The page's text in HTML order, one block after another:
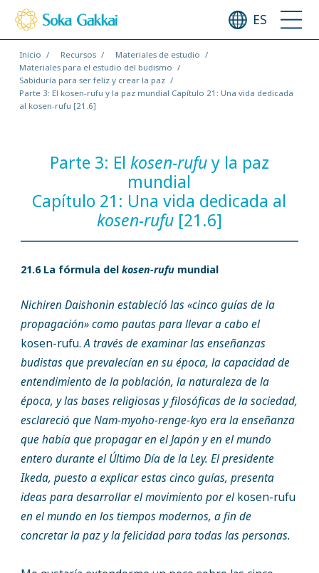
ES
Inicio Recursos
Materiales de estudio
Materiales para el estudio del budismo
Sabiduría para ser feliz y crear la paz
Parte 3: El kosen-rufu y la paz mundial Capítulo 21: Una vida dedicada
al kosen-rufu [21.6]
Parte 3: El kosen-rufuy la paz
mundial
Capítulo 21: Una vida dedicada al
kosen-rufu[21.6]
21.6 La fórmula delkosen-rufumundial
Nichiren Daishonin estableció las «cinco guías de la
propagación» como pautas para llevar a cabo el
kosen-rufu.A través de examinar las enseñanzas
budistas que prevalecían en su época, la capacidad de
entendimiento de la población, la naturaleza de la
época, y las bases religiosas y filosóficas de la sociedad,
esclareció que Nam-myoho-renge-kyo era la enseñanza
que había que propagar en el Japón y en el mundo
entero durante el Último Día de la Ley. El presidente
Ikeda, puesto a explicar estas cinco guías, presenta
ideas para desarrollar el movimiento por elkosen-rufu
en el mundo en los tiempos modernos, a fin de
concretar la paz y la felicidad para todas las personas.